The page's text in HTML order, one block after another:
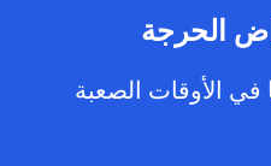
الحرجة
في الأوقات الصعبة